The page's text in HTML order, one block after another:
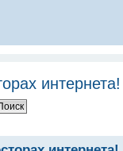
интернета!